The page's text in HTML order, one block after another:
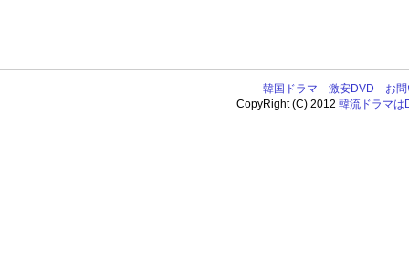
韓国ドラマ 激安DVD
お
CopyRight (C) 2012韓流ドラマは